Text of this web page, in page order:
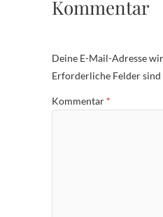
Kommentar
Deine E-Mail-Adresse
Erforderliche Felder
Kommentar *